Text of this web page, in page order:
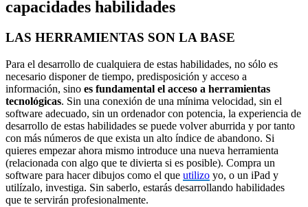
capacidades habilidades
LAS HERRAMIENTAS SON LA BASE
Para el desarrollo de cualquiera de estas habilidades, no sólo es
necesario disponer de tiempo, predisposición y acceso a
información, sino es fundamental el acceso a herramientas
tecnológicas. Sin una conexión de una mínima velocidad, sin el
software adecuado, sin un ordenador con potencia, la experiencia de
desarrollo de estas habilidades se puede volver aburrida y por tanto
con más números de que exista un alto índice de abandono. Si
quieres empezar ahora mismo introduce una nueva herramienta
(relacionada con algo que te divierta si es posible). Compra un
software para hacer dibujos como el que utilizo yo, o un iPad y
utilízalo, investiga. Sin saberlo, estarás desarrollando habilidades
que te servirán profesionalmente.